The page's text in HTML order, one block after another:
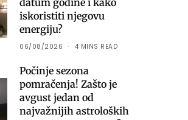
datum godine i kako
iskoristiti njegovu
energiju?
06/08/2026 4 MINS READ
Počinje sezona
pomračenja! Zašto je
avgust jedan od
najvažnijih astroloških